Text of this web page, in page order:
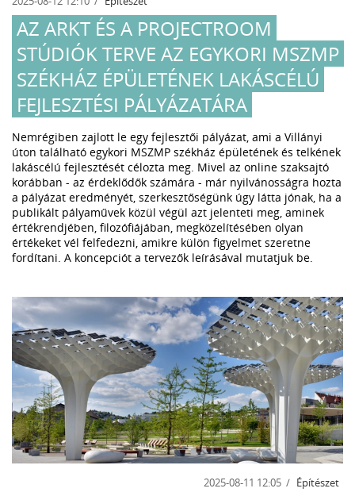
AZ ARKT ÉS A PROJECTROOM
STÚDIÓK TERVE AZ EGYKORI MSZMP
SZÉKHÁZ ÉPÜLETÉNEK LAKÁSCÉLÚ
FEJLESZTÉSI PÁLYÁZATÁRA
Nemrégiben zajlott le egy fejlesztői pályázat, ami a Villányi
úton található egykori MSZMP székház épületének és telkének
lakáscélú fejlesztését célozta meg. Mivel az online szaksajtó
korábban - az érdeklődők számára - már nyilvánosságra hozta
a pályázat eredményét, szerkesztőségünk úgy látta jónak, ha a
publikált pályaművek közül végül azt jelenteti meg, aminek
értékrendjében, filozófiájában, megközelítésében olyan
értékeket vél felfedezni, amikre külön figyelmet szeretne
fordítani. A koncepciót a tervezők leírásával mutatjuk be.
2025-08-11 12:05 Építészet